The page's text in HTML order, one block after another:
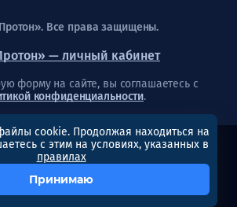
Все права защищены.
— личный кабинет
форму на сайте, вы соглашаетесь с
конфиденциальности.
Создание сайта
cookie. Продолжая находиться на
с этим на условиях, указанных в
правилах
Принимаю